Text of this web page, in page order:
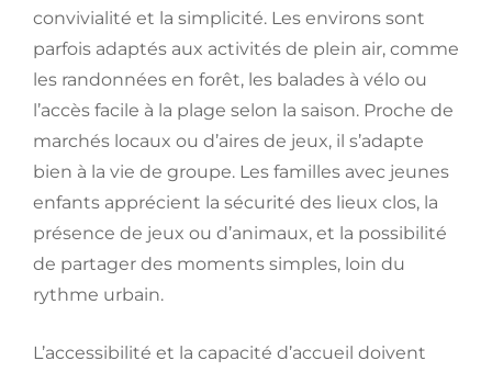
convivialité et la simplicité. Les environs sont
parfois adaptés aux activités de plein air, comme
les randonnées en forêt, les balades à vélo ou
l’accès facile à la plage selon la saison. Proche de
marchés locaux ou d’aires de jeux, il s’adapte
bien à la vie de groupe. Les familles avec jeunes
enfants apprécient la sécurité des lieux clos, la
présence de jeux ou d’animaux, et la possibilité
de partager des moments simples, loin du
rythme urbain.
L’accessibilité et la capacité d’accueil doivent